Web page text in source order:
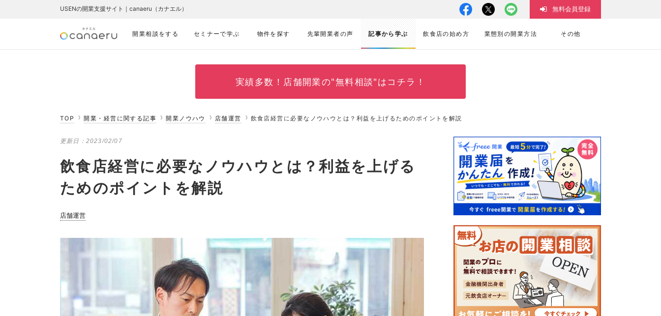
開業相談をする セミナーで学ぶ 物件を探す 先輩開業者の声 記事から学ぶ 飲食店の始め方 業態別の開業方法 その他
USENの開業支援サイト｜canaeru（カナエル） 無料会員登録
実績多数！ 店舗開業の"無料相談"はコチラ！
TOP 開業・経営に関する記事 開業ノウハウ 店舗運営 飲食店経営に必要なノウハウとは？利益を上げるためのポイントを解説
更新日： 2023/02/07
飲食店経営に必要なノウハウとは？利益を上げる
ためのポイントを解説
店舗運営